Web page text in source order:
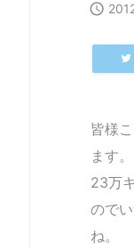

皆様
ます。
23万
ので
ね。